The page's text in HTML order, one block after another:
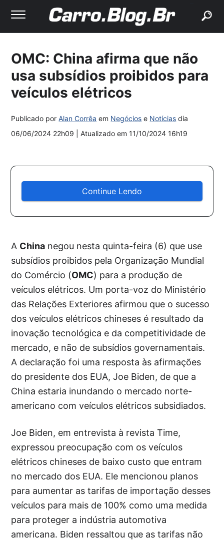
OMC: China afirma que não
usa subsídios proibidos para
veículos elétricos
Publicado porAlan Corrêa em Negócios e Notícias dia
06/06/2024 22h09
| Atualizado em11/10/2024 16h19
Continue Lendo
A China negou nesta quinta-feira (6) que use
subsídios proibidos pela Organização Mundial
do Comércio (OMC) para a produção de
veículos elétricos. Um porta-voz do Ministério
das Relações Exteriores afirmou que o sucesso
dos veículos elétricos chineses é resultado da
inovação tecnológica e da competitividade de
mercado, e não de subsídios governamentais.
A declaração foi uma resposta às afirmações
do presidente dos EUA, Joe Biden, de que a
China estaria inundando o mercado norte-
americano com veículos elétricos subsidiados.
Joe Biden, em entrevista à revista Time,
expressou preocupação com os veículos
elétricos chineses de baixo custo que entram
no mercado dos EUA. Ele mencionou planos
para aumentar as tarifas de importação desses
veículos para mais de 100% como uma medida
para proteger a indústria automotiva
americana. Biden ressaltou que as tarifas não